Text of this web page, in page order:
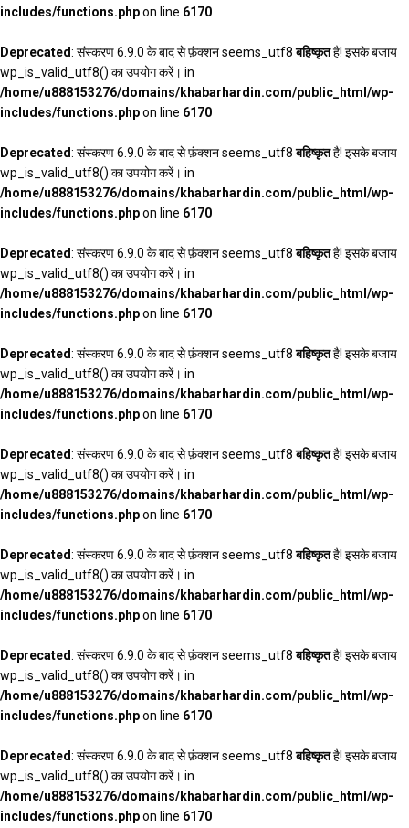
includes/functions.phpon line 6170
Deprecated: संस्करण 6.9.0 के बाद से फ़ंक्शन seems_utf8बहिष्कृतहै! इसके बजाय
wp_is_valid_utf8() का उपयोग करें। in
/home/u888153276/domains/khabarhardin.com/public_html/wp-
includes/functions.phpon line 6170
Deprecated: संस्करण 6.9.0 के बाद से फ़ंक्शन seems_utf8बहिष्कृतहै! इसके बजाय
wp_is_valid_utf8() का उपयोग करें। in
/home/u888153276/domains/khabarhardin.com/public_html/wp-
includes/functions.phpon line 6170
Deprecated: संस्करण 6.9.0 के बाद से फ़ंक्शन seems_utf8बहिष्कृतहै! इसके बजाय
wp_is_valid_utf8() का उपयोग करें। in
/home/u888153276/domains/khabarhardin.com/public_html/wp-
includes/functions.phpon line 6170
Deprecated: संस्करण 6.9.0 के बाद से फ़ंक्शन seems_utf8बहिष्कृतहै! इसके बजाय
wp_is_valid_utf8() का उपयोग करें। in
/home/u888153276/domains/khabarhardin.com/public_html/wp-
includes/functions.phpon line 6170
Deprecated: संस्करण 6.9.0 के बाद से फ़ंक्शन seems_utf8बहिष्कृतहै! इसके बजाय
wp_is_valid_utf8() का उपयोग करें। in
/home/u888153276/domains/khabarhardin.com/public_html/wp-
includes/functions.phpon line 6170
Deprecated: संस्करण 6.9.0 के बाद से फ़ंक्शन seems_utf8बहिष्कृतहै! इसके बजाय
wp_is_valid_utf8() का उपयोग करें। in
/home/u888153276/domains/khabarhardin.com/public_html/wp-
includes/functions.phpon line 6170
Deprecated: संस्करण 6.9.0 के बाद से फ़ंक्शन seems_utf8बहिष्कृतहै! इसके बजाय
wp_is_valid_utf8() का उपयोग करें। in
/home/u888153276/domains/khabarhardin.com/public_html/wp-
includes/functions.phpon line 6170
Deprecated: संस्करण 6.9.0 के बाद से फ़ंक्शन seems_utf8बहिष्कृतहै! इसके बजाय
wp_is_valid_utf8() का उपयोग करें। in
/home/u888153276/domains/khabarhardin.com/public_html/wp-
includes/functions.phpon line 6170